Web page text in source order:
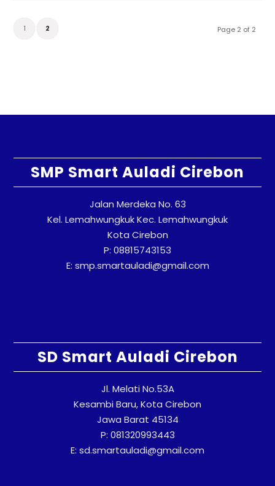
Page 2 of 2
1 2
SMP Smart Auladi Cirebon
Jalan Merdeka No. 63
Kel. Lemahwungkuk Kec. Lemahwungkuk
Kota Cirebon
P: 08815743153
E: smp.smartauladi@gmail.com
SD Smart Auladi Cirebon
Jl. Melati No.53A
Kesambi Baru, Kota Cirebon
Jawa Barat 45134
P: 081320993443
E: sd.smartauladi@gmail.com